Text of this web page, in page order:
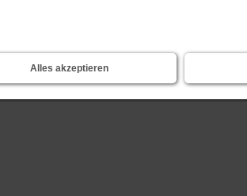
Alles akzeptieren